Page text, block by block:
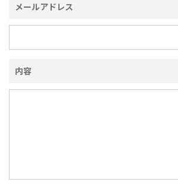
メールアドレス
内容